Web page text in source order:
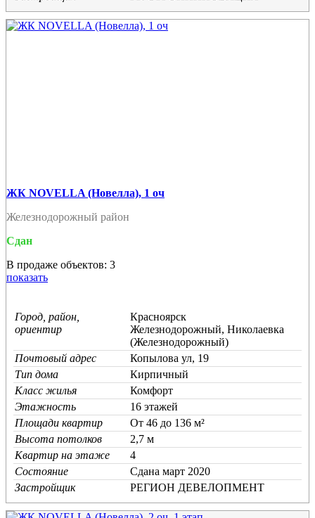
ЖК NOVELLA (Новелла), 1 оч
Железнодорожный район
Сдан
В продаже объектов: 3
показать
Город, район,
ориентир
Красноярск
Железнодорожный, Николаевка
(Железнодорожный)
Почтовый адрес
Копылова ул, 19
Тип дома
Кирпичный
Класс жилья
Комфорт
Этажность
16 этажей
Площади квартир
От 46 до 136 м²
Высота потолков
2,7 м
Квартир на этаже
4
Состояние
Cдана март 2020
Застройщик
РЕГИОН ДЕВЕЛОПМЕНТ